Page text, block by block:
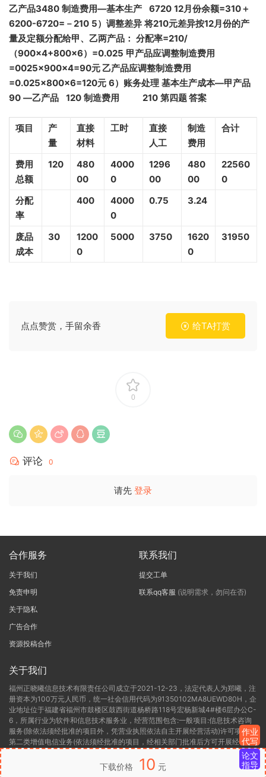
乙产品3480 制造费用—基本生产 6720 12月份余额=310＋
6200-6720= －210 5）调整差异 将210元差异按12月份的产
量及定额分配给甲、乙两产品： 分配率=210/
（900×4+800×6）=0.025 甲产品应调整制造费用
=0025×900×4=90元乙产品应调整制造费用
=0.025×800×6=120元 6）账务处理 基本生产成本—甲产品
90 —乙产品 120 制造费用 210 第四题 答案
项目
产
量
直接
材料
工时
直接
人工
制造
费用
合计
费用
总额
120
480
00
4000
0
1296
00
480
00
22560
0
分配
率
400
4000
0
0.75 3.24
废品
成本
30
1200
0
5000 3750
1620
0
31950
下载价格 10 元
点点赞赏，手留余香 给TA打赏
0
评论 0
请先 登录
合作服务
关于我们
免责申明
关于隐私
广告合作
资源投稿合作
联系我们
提交工单
联系qq客服 (说明需求，勿问在否)
关于我们
福州正晓曦信息技术有限责任公司成立于2021-12-23，法定代表人为郑曦，注
册资本为100万元人民币，统一社会信用代码为91350102MA8UEWD80H，企
业地址位于福建省福州市鼓楼区鼓西街道杨桥路118号宏杨新城4#楼6层办公C-
6，所属行业为软件和信息技术服务业，经营范围包含:一般项目:信息技术咨询
服务(除依法须经批准的项目外，凭营业执照依法自主开展经营活动)许可项目:
第二类增值电信业务(依法须经批准的项目，经相关部门批准后方可开展经营活
动，具体经营项目以相关部门批准文件或许可证件为准)。福州正晓曦信息技术
有限责任公司目前的经营状态为存续(在营，开业、在册)。
作业
代写
论文
指导